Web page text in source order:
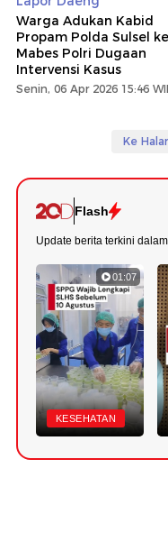
Warga Adukan Kabid
Propam Polda Sulsel ke
Mabes Polri Dugaan
Intervensi Kasus
Senin, 06 Apr 2026 15:46
Ke
Flash
Update berita terkini
01:07
KESEHATAN